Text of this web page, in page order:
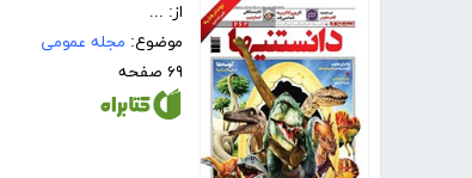
از: ...
موضوع: مجله عمومی
۶۹ صفحه